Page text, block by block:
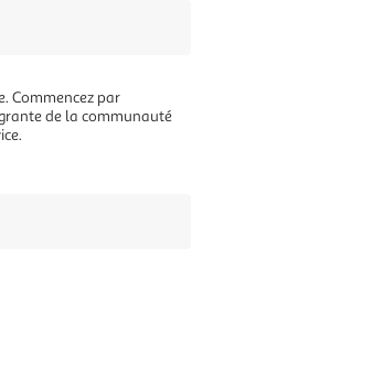
Commencez par
de la communauté